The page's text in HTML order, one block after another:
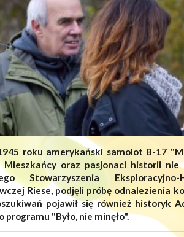
roku amerykański samolot B-17
Mieszkańcy oraz pasjonaci historii
Stowarzyszenia
Riese, podjęli próbę odnalezienia
pojawił się również historyk
programu "Było, nie minęło".
62 / 735 55 56
biuro@cezab.pl
Polecamy Szczegóły